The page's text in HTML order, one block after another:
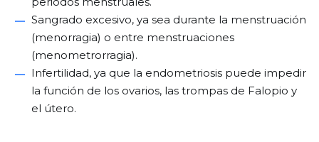
Sangrado excesivo, ya sea durante la menstruación
(menorragia) o entre menstruaciones
(menometrorragia).
Infertilidad, ya que la endometriosis puede impedir
la función de los ovarios, las trompas de Falopio y
el útero.